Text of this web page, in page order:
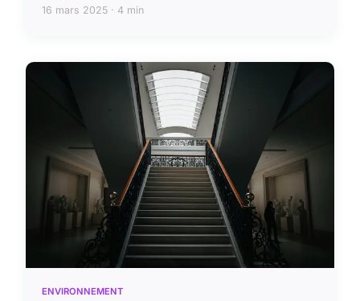
16 mars 2025 · 4 min
ENVIRONNEMENT